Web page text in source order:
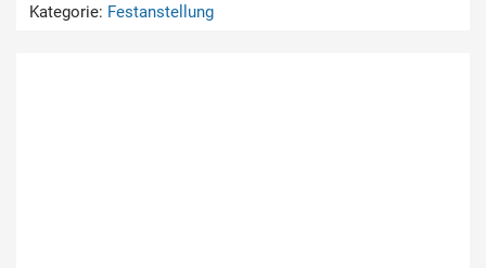
Kategorie: Festanstellung